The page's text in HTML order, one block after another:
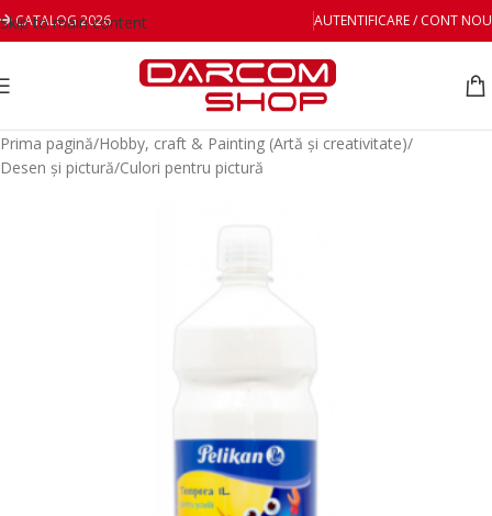
Skip to main content
CATALOG 2026 AUTENTIFICARE / CONT NOU
Prima pagină/Hobby, craft & Painting (Artă și creativitate)/
Desen și pictură/Culori pentru pictură